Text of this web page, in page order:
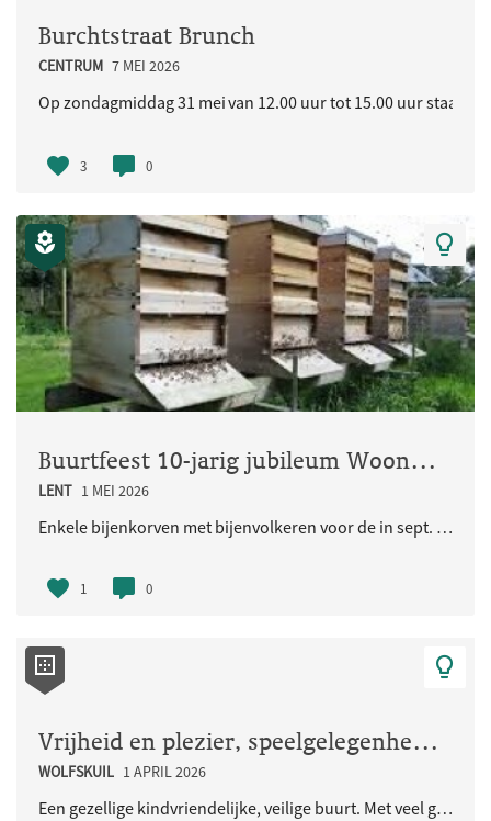
Burchtstraat Brunch
CENTRUM 7 MEI 2026
Op zondagmiddag 31 mei van 12.00 uur tot 15.00 uur staat in
3 0
Buurtfeest 10-jarig jubileum Woongemeenschap Eikpunt
LENT 1 MEI 2026
Enkele bijenkorven met bijenvolkeren voor de in sept. 2026 jubilerende Ecologische Woongemeenschap..
1 0
Vrijheid en plezier, speelgelegenheid voor de kinderen en iedereen
WOLFSKUIL 1 APRIL 2026
Een gezellige kindvriendelijke, veilige buurt. Met veel groen en natuurlijke speelaangelegenheden...